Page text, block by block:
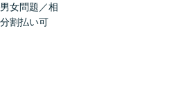
女問題／相
割払い可